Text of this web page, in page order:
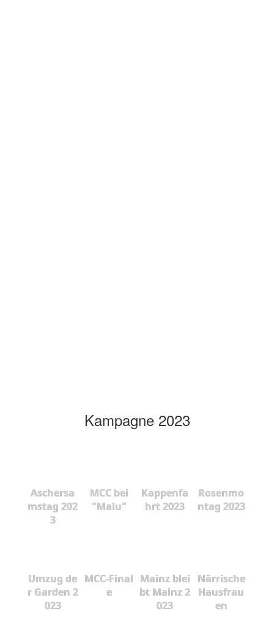
Kampagne 2023
Aschersa
mstag 202
3
MCC bei
"Malu"
Kappenfa
hrt 2023
Rosenmo
ntag 2023
Umzug de
r Garden 2
023
MCC-Final
e
Mainz blei
bt Mainz 2
023
Närrische
Hausfrau
en